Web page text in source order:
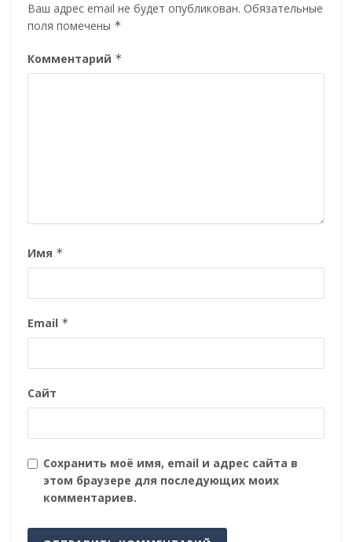
Ваш адрес email не будет опубликован. Обязательные
поля помечены *
Комментарий *
Имя *
Email *
Сайт
Сохранить моё имя, email и адрес сайта в
этом браузере для последующих моих
комментариев.